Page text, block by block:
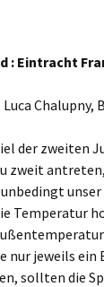
: Eintracht
der zweiten
zweit
Temperatur
nur jeweils ein
sollten die